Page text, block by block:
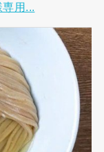
用...